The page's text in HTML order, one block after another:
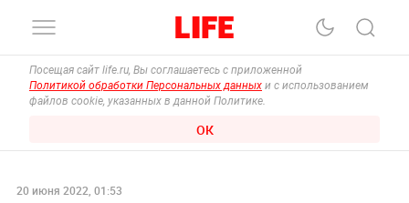
Посещая сайт life.ru, Вы соглашаетесь с приложенной
Политикой обработки Персональных данных и с использованием
файлов cookie, указанных в данной Политике.
ОК
20 июня 2022, 01:53